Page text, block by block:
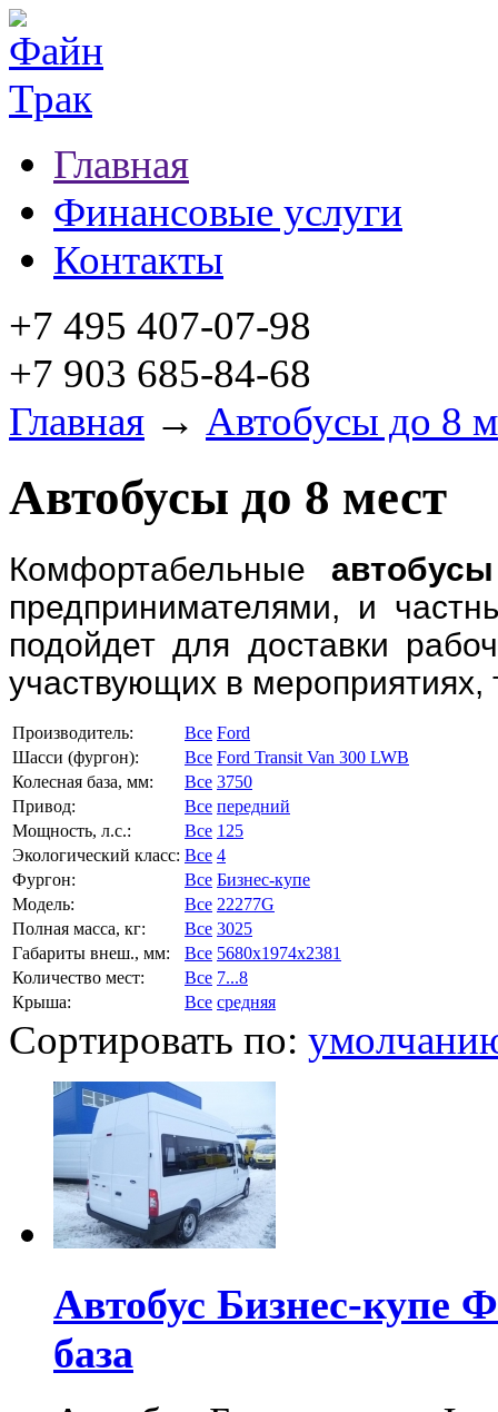
Главная
Финансовые услуги
Контакты
+7 495 407-07-98
+7 903 685-84-68
Главная → Автобусы до 8
Автобусы до 8 мест
Комфортабельные автобусы
предпринимателями, и
подойдет для доставки
участвующих в мероприятиях,
Производитель: Все Ford
Шасси (фургон):
Все Ford Transit Van 300 LWB
Колесная база, мм:
Все 3750
Привод:
Все передний
Мощность, л.с.:
Все 125
Экологический класс: Все 4
Фургон:
Все Бизнес-купе
Модель:
Все 22277G
Полная масса, кг:
Все 3025
Габариты внеш., мм:
Все 5680x1974x2381
Количество мест:
Все 7...8
Крыша:
Все средняя
Сортировать по:
Автобус Бизнес-купе
база